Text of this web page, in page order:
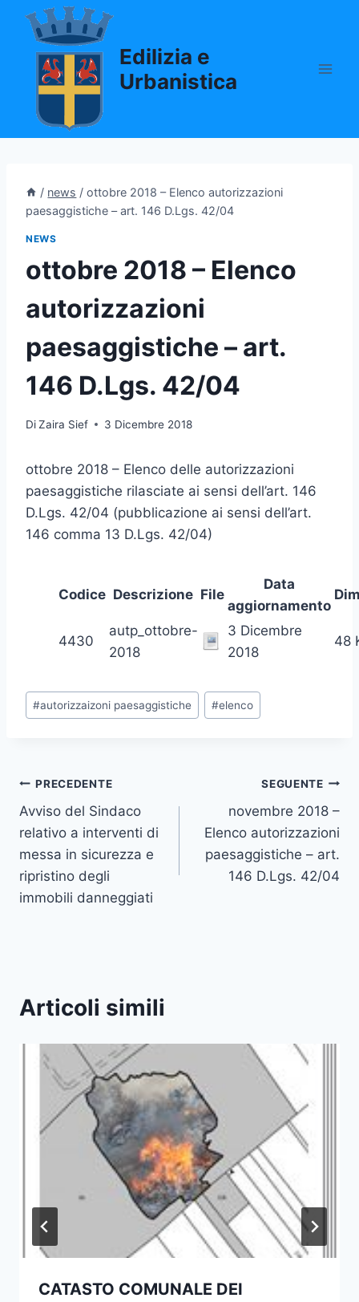
Salta
contenuto
Edilizia e
Urbanistica
/ news / ottobre 2018 – Elenco autorizzazioni
paesaggistiche – art. 146 D.Lgs. 42/04
NEWS
ottobre 2018 – Elenco
autorizzazioni
paesaggistiche – art.
146 D.Lgs. 42/04
DiZaira Sief 3 Dicembre 2018
ottobre 2018 – Elenco delle autorizzazioni
paesaggistiche rilasciate ai sensi dell’art. 146
D.Lgs. 42/04 (pubblicazione ai sensi dell’art.
146 comma 13 D.Lgs. 42/04)
Codice Descrizione File
Data
aggiornamento
4430
autp_ottobre-
2018
3 Dicembre
2018
48
Tag
articolo:
#autorizzaizoni paesaggistiche #elenco
Navigazione
articoli
PRECEDENTE
Avviso del Sindaco
relativo a interventi di
messa in sicurezza e
ripristino degli
immobili danneggiati
SEGUENTE
novembre 2018 –
Elenco autorizzazioni
paesaggistiche – art.
146 D.Lgs. 42/04
Articoli simili
CATASTO COMUNALE DEI